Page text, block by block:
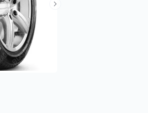
Next Slide